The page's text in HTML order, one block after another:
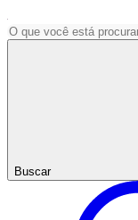
Buscar